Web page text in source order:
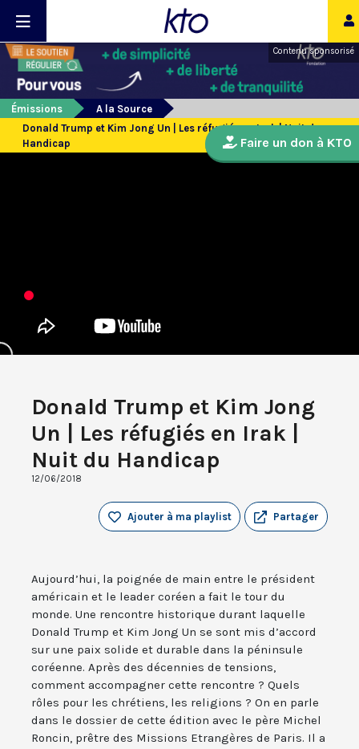
Contenu sponsorisé
Émissions
A la Source
Donald Trump et Kim Jong Un | Les réfugiés en Irak | Nuit du
Handicap
Donald Trump et Kim Jong
Un | Les réfugiés en Irak |
Nuit du Handicap
12/06/2018
Partager
Ajouter à ma playlist
Aujourd’hui, la poignée de main entre le président
américain et le leader coréen a fait le tour du
monde. Une rencontre historique durant laquelle
Donald Trump et Kim Jong Un se sont mis d’accord
sur une paix solide et durable dans la péninsule
coréenne. Après des décennies de tensions,
comment accompagner cette rencontre ? Quels
rôles pour les chrétiens, les religions ? On en parle
dans le dossier de cette édition avec le père Michel
Roncin, prêtre des Missions Etrangères de Paris. Il a
Faire un don à KTO